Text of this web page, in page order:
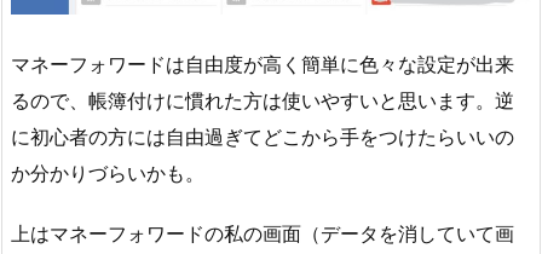
マネーフォワードは自由度が高く簡単に色々な設定が出来
るので、帳簿付けに慣れた方は使いやすいと思います。逆
に初心者の方には自由過ぎてどこから手をつけたらいいの
か分かりづらいかも。
上はマネーフォワードの私の画面（データを消していて画